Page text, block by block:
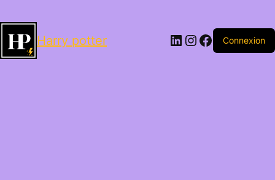
Harry potter LinkedIn
Instagram
Facebook
Connexion